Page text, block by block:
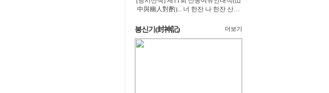
中與幽人對酌)... 너 한잔 나 한잔 산의
봉신기(封神記) 더보기